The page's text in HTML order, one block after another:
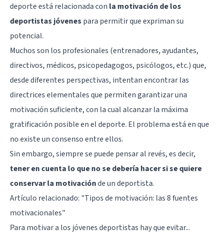
deporte está relacionada con la motivación de los
deportistas jóvenes para permitir que expriman su
potencial.
Muchos son los profesionales (entrenadores, ayudantes,
directivos, médicos, psicopedagogos, psicólogos, etc.) que,
desde diferentes perspectivas, intentan encontrar las
directrices elementales que permiten garantizar una
motivación suficiente, con la cual alcanzar la máxima
gratificación posible en el deporte. El problema está en que
no existe un consenso entre ellos.
Sin embargo, siempre se puede pensar al revés, es decir,
tener en cuenta lo que no se debería hacer si se quiere
conservar la motivaciónde un deportista.
Artículo relacionado: "Tipos de motivación: las 8 fuentes
motivacionales"
Para motivar a los jóvenes deportistas hay que evitar...